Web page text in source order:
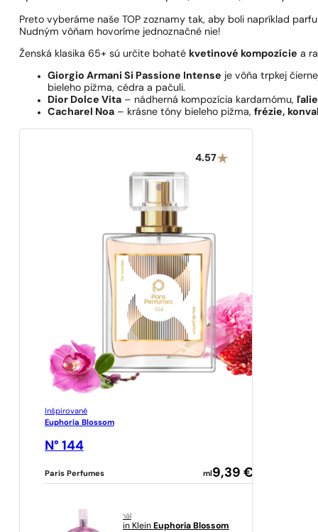
Preto vyberáme naše TOP zoznamy tak, aby boli napríklad
Nudným vôňam hovoríme jednoznačné nie!
Ženská klasika 65+ sú určite bohaté kvetinové kompozície a
Giorgio Armani Si Passione Intense je vôňa trpkej
bieleho pižma, cédra a pačuli.
Dior Dolce Vita – nádherná kompozícia kardamómu, ľalie
Cacharel Noa – krásne tóny bieleho pižma,frézie,
4.57
Inšpirované
Euphoria Blossom
N° 144
Paris Perfumes ml 9,39 €
originál
Calvin Klein Euphoria Blossom